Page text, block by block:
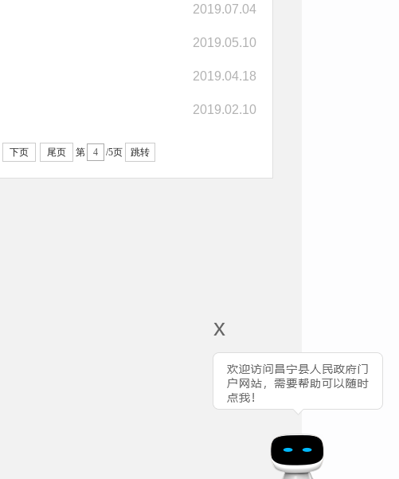
x
2019.07.04
2019.05.10
2019.04.18
2019.02.10
下页 尾页 第 /5页 跳转